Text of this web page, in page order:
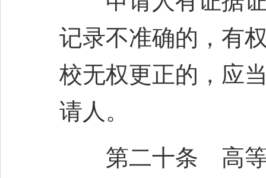
记录不准确的，有
校无权更正的，应
请人。
第二十条 高等